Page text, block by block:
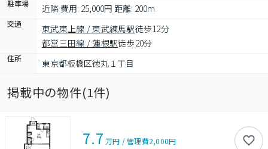
駐車場 近隣 費用: 25,000円 距離: 200m
交通 東武東上線 / 東武練馬駅徒歩12分
都営三田線 / 蓮根駅徒歩20分
住所 東京都板橋区徳丸１丁目
掲載中の物件(1件)
7.7 万円 /管理費2,000円